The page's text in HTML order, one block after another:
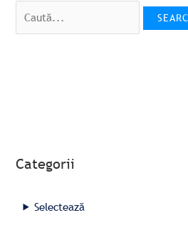
Categorii
Selectează